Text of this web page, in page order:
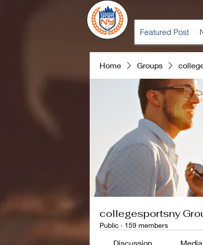
Featured Post
Home Groups
collegesportsny
Public · 159 members
Discussion Media